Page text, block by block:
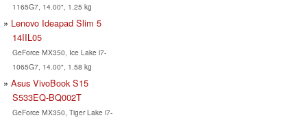
1165G7, 14.00", 1.25 kg
Lenovo Ideapad Slim 5
14IIL05
GeForce MX350, Ice Lake i7-
1065G7, 14.00", 1.58 kg
Asus VivoBook S15
S533EQ-BQ002T
GeForce MX350, Tiger Lake i7-